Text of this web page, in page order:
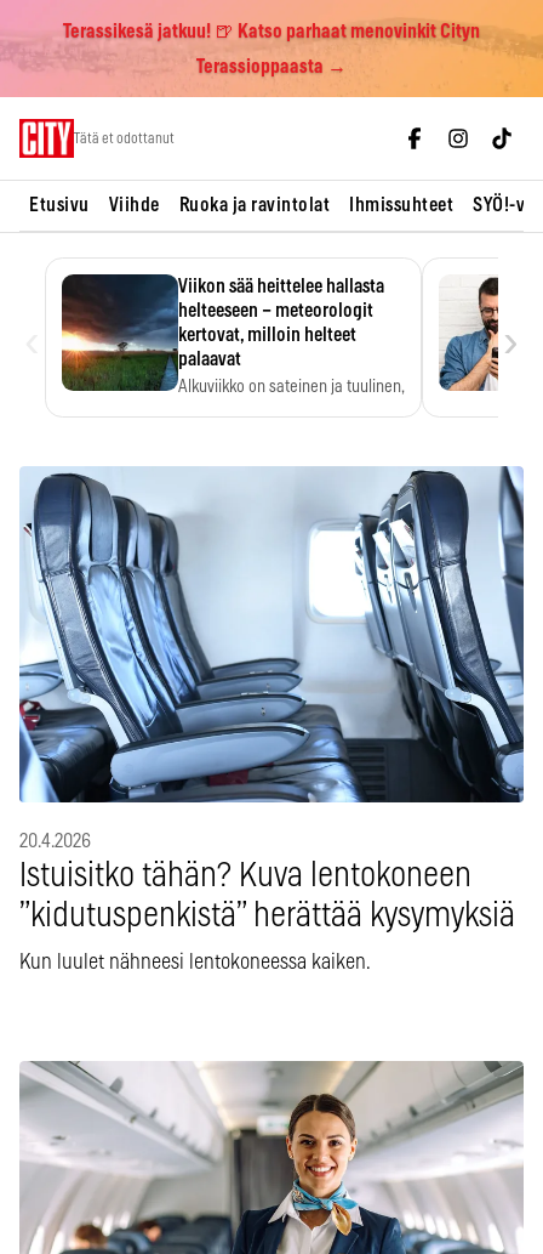
Terassikesä jatkuu! 🍺 Katso parhaat menovinkit Cityn
Terassioppaasta →
Tätä et odottanut
Etusivu Viihde Ruoka ja ravintolat Ihmissuhteet SYÖ!-
Viikon sää heittelee hallasta
helteeseen – meteorologit
kertovat, milloin helteet
palaavat
Alkuviikko on sateinen ja tuulinen,
›
20.4.2026
Istuisitko tähän? Kuva lentokoneen
”kidutuspenkistä” herättää kysymyksiä
Kun luulet nähneesi lentokoneessa kaiken.